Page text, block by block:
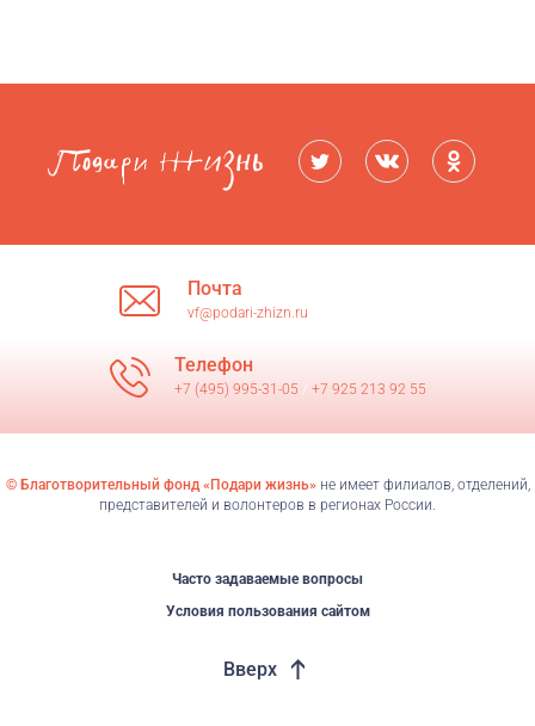
Почта
vf@podari-zhizn.ru
Телефон
+7 (495) 995-31-05 +7 925 213 92 55
© Благотворительный фонд «Подари жизнь»не имеет филиалов, отделений,
представителей и волонтеров в регионах России.
Часто задаваемые вопросы
Условия пользования сайтом
Вверх